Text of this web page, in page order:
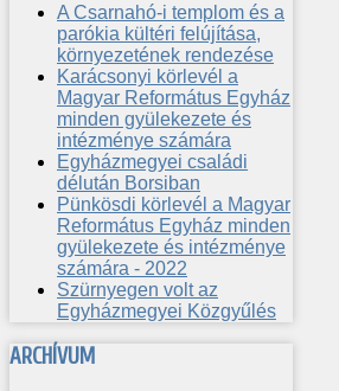
A Csarnahó-i templom és a
parókia kültéri felújítása,
környezetének rendezése
Karácsonyi körlevél a
Magyar Református Egyház
minden gyülekezete és
intézménye számára
Egyházmegyei családi
délután Borsiban
Pünkösdi körlevél a Magyar
Református Egyház minden
gyülekezete és intézménye
számára - 2022
Szürnyegen volt az
Egyházmegyei Közgyűlés
ARCHÍVUM